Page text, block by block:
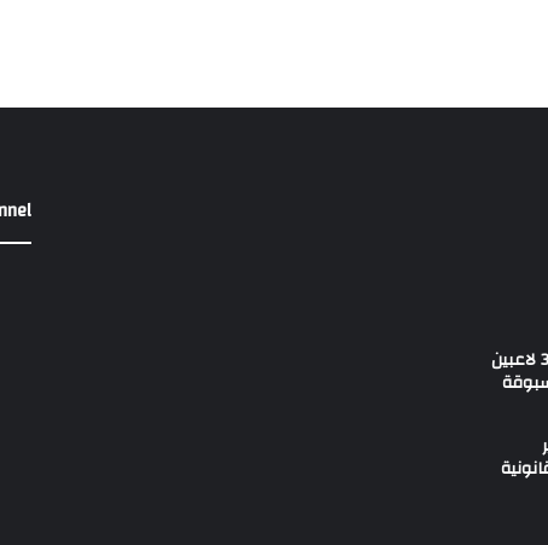
في 24 ساعة.. كروزيرو البرازيلي يستعير 3 لاعبين